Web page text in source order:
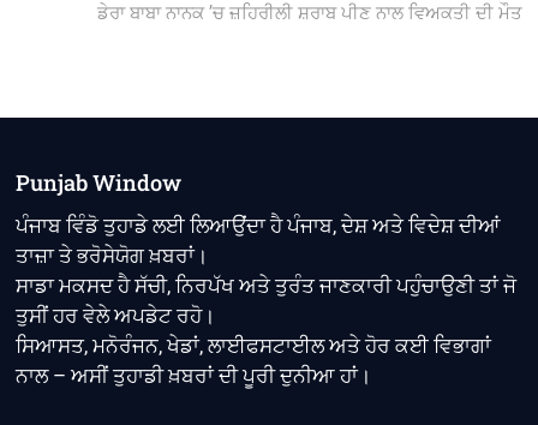
post:
ਡੇਰਾ ਬਾਬਾ ਨਾਨਕ ’ਚ ਜ਼ਹਿਰੀਲੀ ਸ਼ਰਾਬ ਪੀਣ ਨਾਲ ਵਿਅਕਤੀ ਦੀ ਮੌਤ
Punjab Window
ਪੰਜਾਬ ਵਿੰਡੋ ਤੁਹਾਡੇ ਲਈ ਲਿਆਉਂਦਾ ਹੈ ਪੰਜਾਬ, ਦੇਸ਼ ਅਤੇ ਵਿਦੇਸ਼ ਦੀਆਂ
ਤਾਜ਼ਾ ਤੇ ਭਰੋਸੇਯੋਗ ਖ਼ਬਰਾਂ।
ਸਾਡਾ ਮਕਸਦ ਹੈ ਸੱਚੀ, ਨਿਰਪੱਖ ਅਤੇ ਤੁਰੰਤ ਜਾਣਕਾਰੀ ਪਹੁੰਚਾਉਣੀ ਤਾਂ ਜੋ
ਤੁਸੀਂ ਹਰ ਵੇਲੇ ਅਪਡੇਟ ਰਹੋ।
ਸਿਆਸਤ, ਮਨੋਰੰਜਨ, ਖੇਡਾਂ, ਲਾਈਫਸਟਾਈਲ ਅਤੇ ਹੋਰ ਕਈ ਵਿਭਾਗਾਂ
ਨਾਲ – ਅਸੀਂ ਤੁਹਾਡੀ ਖ਼ਬਰਾਂ ਦੀ ਪੂਰੀ ਦੁਨੀਆ ਹਾਂ।